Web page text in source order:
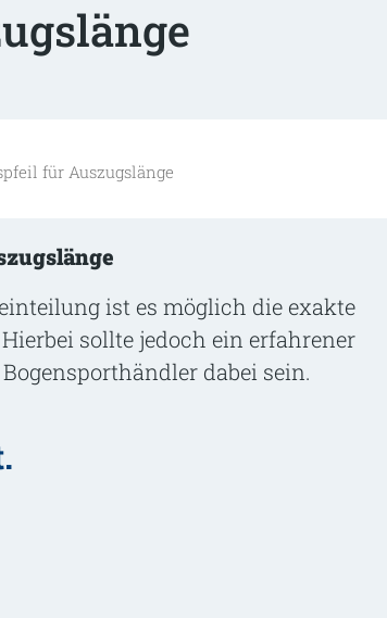
für Auszugslänge
ist es möglich die exakte
sollte jedoch ein erfahrener
dabei sein.